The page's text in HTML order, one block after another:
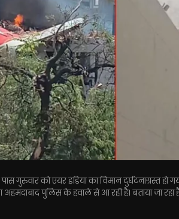
गुरुवार को एयर इंडिया का विमान दुर्घटनाग्रस्त
अहमदाबाद पुलिस के हवाले से आ रही है। बताया जा